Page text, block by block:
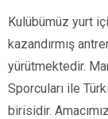
Kulübümüz yurt
kazandırmış
yürütmektedir.
Sporcuları ile
birisidir.